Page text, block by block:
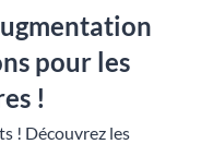
pour les
!
! Découvrez les